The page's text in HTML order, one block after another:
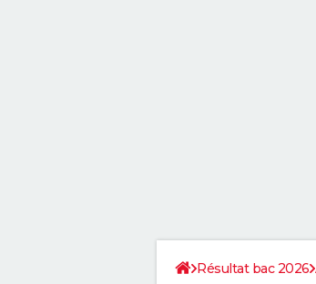
Résultat bac 2026